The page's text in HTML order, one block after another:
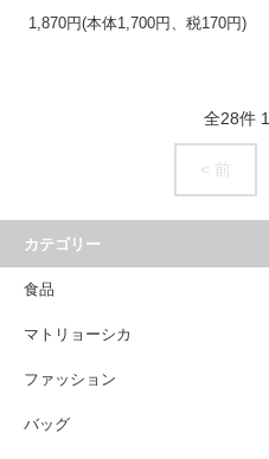
1,870円(本体1,700円、税170円)
全28件 1
< 前
カテゴリー
食品
マトリョーシカ
ファッション
バッグ